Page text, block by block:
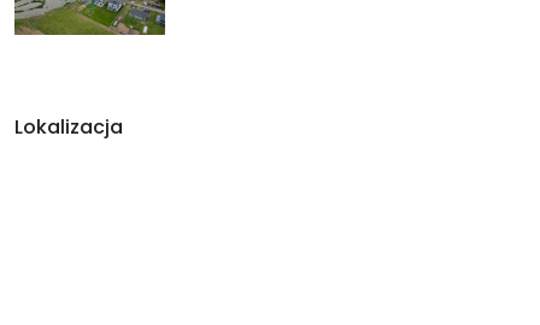
Lokalizacja